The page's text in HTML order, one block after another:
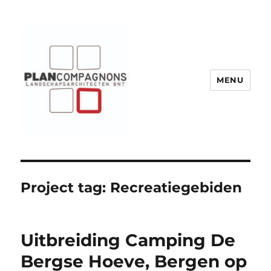
MENU
Project tag: Recreatiegebiden
Uitbreiding Camping De
Bergse Hoeve, Bergen op